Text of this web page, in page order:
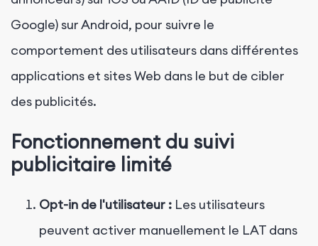
Google) sur Android, pour suivre le
comportement des utilisateurs dans différentes
applications et sites Web dans le but de cibler
des publicités.
Fonctionnement du suivi
publicitaire limité
Opt-in de l'utilisateur : Les utilisateurs
peuvent activer manuellement le LAT dans